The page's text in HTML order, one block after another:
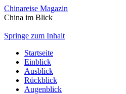
Chinareise Magazin
China im Blick
Springe zum Inhalt
Startseite
Einblick
Ausblick
Rückblick
Augenblick